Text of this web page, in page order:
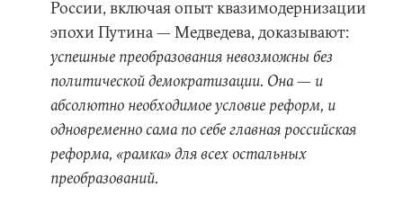
России, включая опыт квазимодернизации
эпохи Путина — Медведева, доказывают:
успешные преобразования невозможны без
политической демократизации. Она — и
абсолютно необходимое условие реформ, и
одновременно сама по себе главная российская
реформа, «рамка» для всех остальных
преобразований.